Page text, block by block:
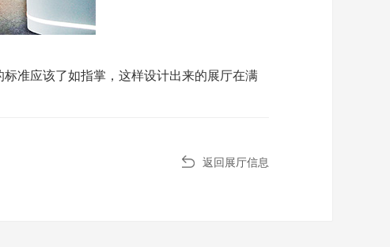
准应该了如指掌，这样设计出来的展厅在满
返回展厅信息